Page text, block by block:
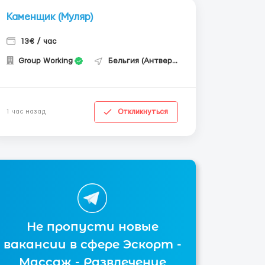
Каменщик (Муляр)
13€ / час
Group Working Бельгия (Антверпен)
1 час назад Откликнуться
Не пропусти новые
вакансии в сфере Эскорт -
Массаж - Развлечение